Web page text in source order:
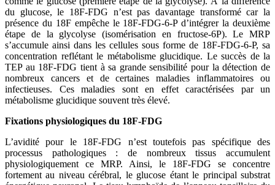
du glucose, le 18F-FDG n’est pas davantage transformé car la
présence du 18F empêche le 18F-FDG-6-P d’intégrer la deuxième
étape de la glycolyse (isomérisation en fructose-6P). Le MRP
s’accumule ainsi dans les cellules sous forme de 18F-FDG-6-P, sa
concentration reflétant le métabolisme glucidique. Le succès de la
TEP au 18F-FDG tient à sa grande sensibilité pour la détection de
nombreux cancers et de certaines maladies inflammatoires ou
infectieuses. Ces maladies sont en effet caractérisées par un
métabolisme glucidique souvent très élevé.
Fixations physiologiques du 18F-FDG
L’avidité pour le 18F-FDG n’est toutefois pas spécifique des
processus pathologiques : de nombreux tissus accumulent
physiologiquement ce MRP. Ainsi, le 18F-FDG se concentre
fortement au niveau cérébral, le glucose étant le principal substrat